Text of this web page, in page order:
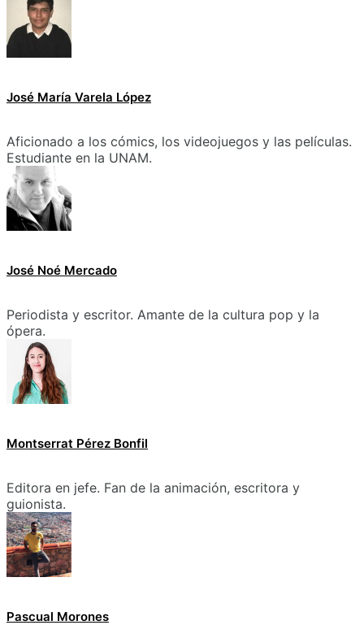
José María Varela López
Aficionado a los cómics, los videojuegos y las películas.
Estudiante en la UNAM.
José Noé Mercado
Periodista y escritor. Amante de la cultura pop y la
ópera.
Montserrat Pérez Bonfil
Editora en jefe. Fan de la animación, escritora y
guionista.
Pascual Morones